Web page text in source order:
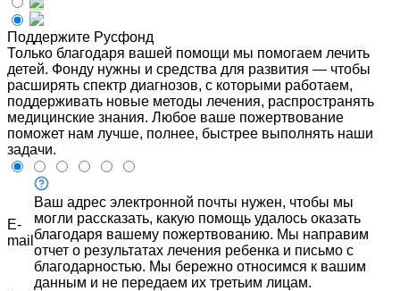
Поддержите Русфонд
Только благодаря вашей помощи мы помогаем лечить
детей. Фонду нужны и средства для развития — чтобы
расширять спектр диагнозов, с которыми работаем,
поддерживать новые методы лечения, распространять
медицинские знания. Любое ваше пожертвование
поможет нам лучше, полнее, быстрее выполнять наши
задачи.
E-
mail
Ваш адрес электронной почты нужен, чтобы мы
могли рассказать, какую помощь удалось оказать
благодаря вашему пожертвованию. Мы направим
отчет о результатах лечения ребенка и письмо с
благодарностью. Мы бережно относимся к вашим
данным и не передаем их третьим лицам.